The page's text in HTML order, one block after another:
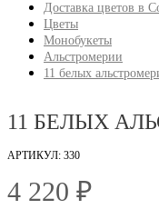
Доставка цветов в
Цветы
Монобукеты
Альстромерии
11 белых
11 БЕЛЫХ
АРТИКУЛ: 330
4 220 ₽